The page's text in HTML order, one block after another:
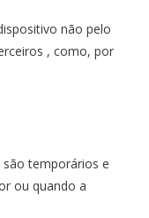
não pelo
, como, por
são temporários e
ou quando a